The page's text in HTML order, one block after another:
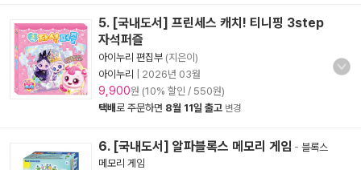
5. [국내도서] 프린세스 캐치! 티니핑 3step
자석퍼즐
아이누리 편집부 (지은이)
아이누리
2026년 03월
9,900원 (10% 할인 / 550원)
택배로 주문하면 8월 11일 출고 변경
6. [국내도서] 알파블록스 메모리 게임 - 블록스
메모리 게임